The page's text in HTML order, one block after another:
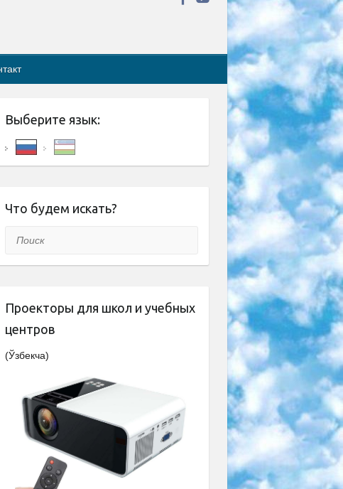
Выберите язык:
Что будем искать?
Поиск
Проекторы для школ и учебных
центров
(Ўзбекча)